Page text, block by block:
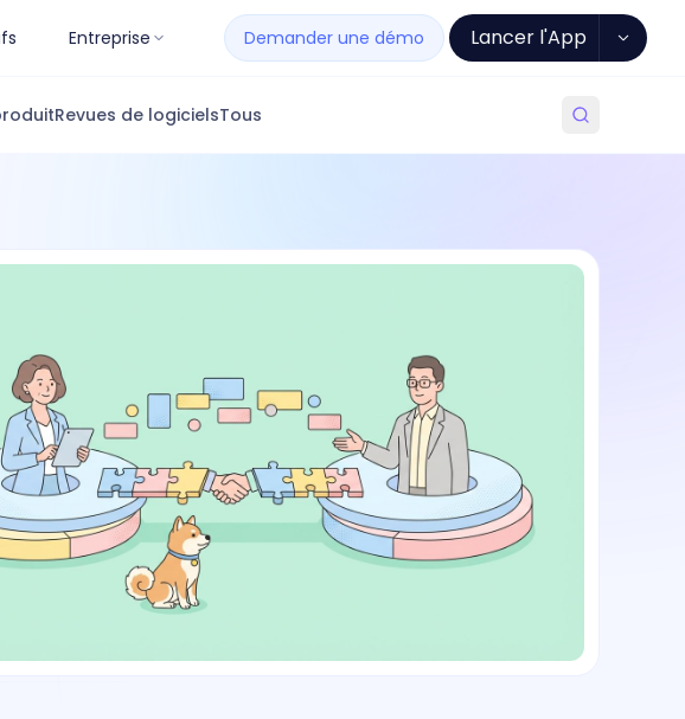
Entreprise Demander une démo Lancer l'App
Revues de logicielsTous